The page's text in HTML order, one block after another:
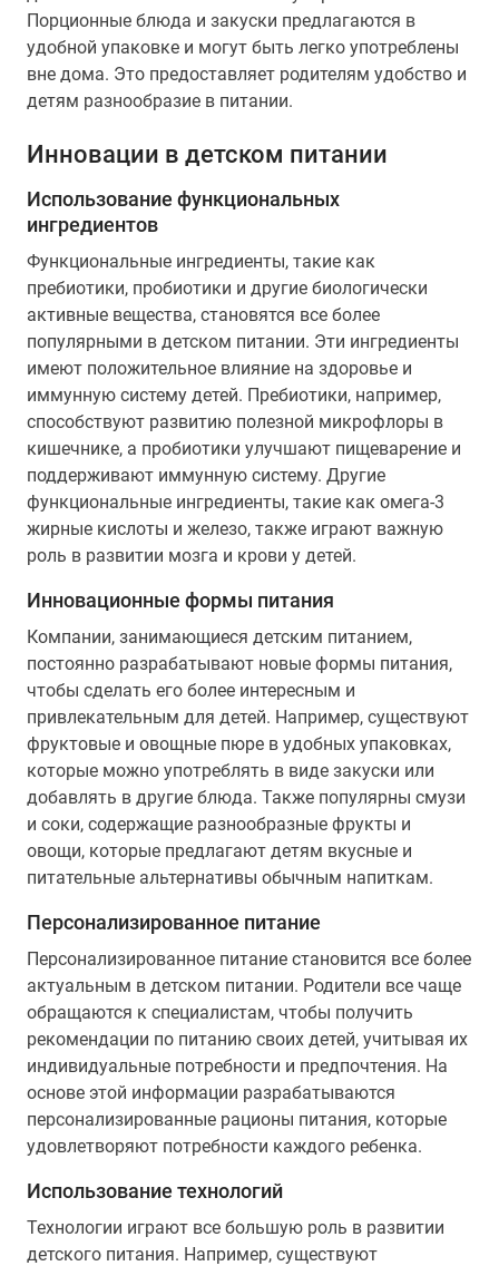
Порционные блюда и закуски предлагаются в
удобной упаковке и могут быть легко употреблены
вне дома. Это предоставляет родителям удобство и
детям разнообразие в питании.
Инновации в детском питании
Использование функциональных
ингредиентов
Функциональные ингредиенты, такие как
пребиотики, пробиотики и другие биологически
активные вещества, становятся все более
популярными в детском питании. Эти ингредиенты
имеют положительное влияние на здоровье и
иммунную систему детей. Пребиотики, например,
способствуют развитию полезной микрофлоры в
кишечнике, а пробиотики улучшают пищеварение и
поддерживают иммунную систему. Другие
функциональные ингредиенты, такие как омега-3
жирные кислоты и железо, также играют важную
роль в развитии мозга и крови у детей.
Инновационные формы питания
Компании, занимающиеся детским питанием,
постоянно разрабатывают новые формы питания,
чтобы сделать его более интересным и
привлекательным для детей. Например, существуют
фруктовые и овощные пюре в удобных упаковках,
которые можно употреблять в виде закуски или
добавлять в другие блюда. Также популярны смузи
и соки, содержащие разнообразные фрукты и
овощи, которые предлагают детям вкусные и
питательные альтернативы обычным напиткам.
Персонализированное питание
Персонализированное питание становится все более
актуальным в детском питании. Родители все чаще
обращаются к специалистам, чтобы получить
рекомендации по питанию своих детей, учитывая их
индивидуальные потребности и предпочтения. На
основе этой информации разрабатываются
персонализированные рационы питания, которые
удовлетворяют потребности каждого ребенка.
Использование технологий
Технологии играют все большую роль в развитии
детского питания. Например, существуют